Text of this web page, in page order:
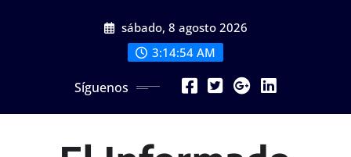
sábado, 8 agosto 2026
3:14:56 AM
Síguenos